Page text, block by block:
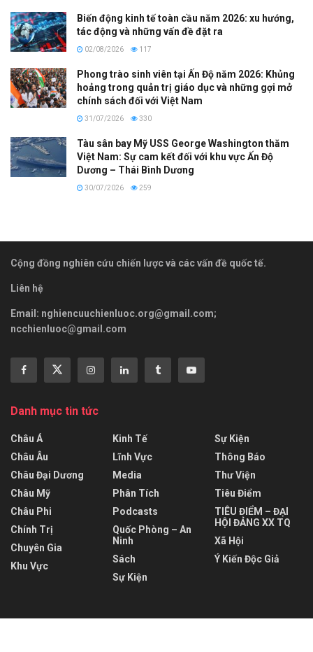
Biến động kinh tế toàn cầu năm 2026: xu hướng,
tác động và những vấn đề đặt ra
02/08/2026 117
Phong trào sinh viên tại Ấn Độ năm 2026: Khủng
hoảng trong quản trị giáo dục và những gợi mở
chính sách đối với Việt Nam
31/07/2026 330
Tàu sân bay Mỹ USS George Washington thăm
Việt Nam: Sự cam kết đối với khu vực Ấn Độ
Dương – Thái Bình Dương
30/07/2026 259
Cộng đồng nghiên cứu chiến lược và các vấn đề quốc tế.
Liên hệ
Email: nghiencuuchienluoc.org@gmail.com;
ncchienluoc@gmail.com
Danh mục tin tức
Châu Á
Châu Âu
Châu Đại Dương
Châu Mỹ
Châu Phi
Chính Trị
Chuyên Gia
Khu Vực
Kinh Tế
Lĩnh Vực
Media
Phân Tích
Podcasts
Quốc Phòng – An
Ninh
Sách
Sự Kiện
Sự Kiện
Thông Báo
Thư Viện
Tiêu Điểm
TIÊU ĐIỂM – ĐẠI
HỘI ĐẢNG XX TQ
Xã Hội
Ý Kiến Độc Giả